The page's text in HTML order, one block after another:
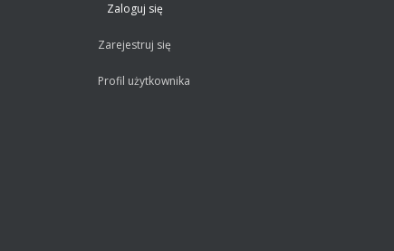
Zaloguj się
Zarejestruj się
Profil użytkownika